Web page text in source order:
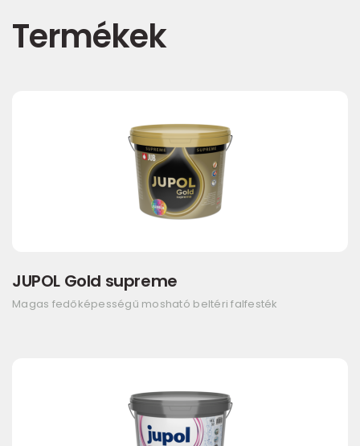
Termékek
JUPOL Gold supreme
Magas fedőképességű mosható beltéri falfesték